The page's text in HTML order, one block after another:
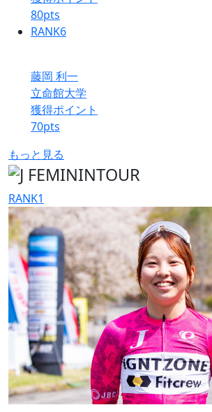
80pts
RANK6
藤岡 利一
立命館大学
獲得ポイント
70pts
もっと見る
RANK1